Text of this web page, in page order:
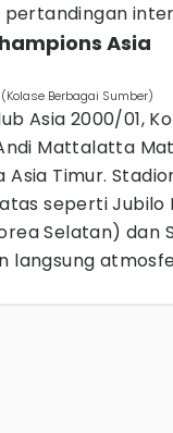
Asia
Berbagai Sumber)
Asia 2000/01,
Mattalatta
Timur.
seperti Jubilo
Selatan) dan
langsung